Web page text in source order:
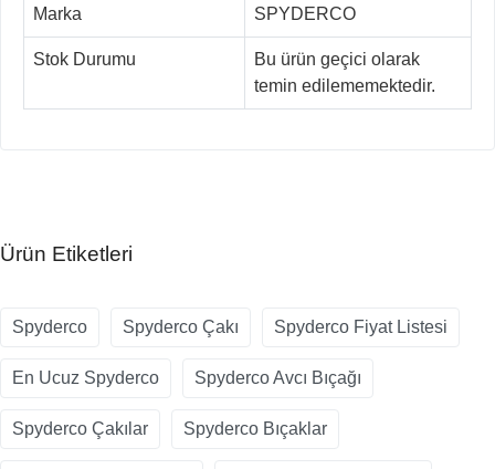
Marka SPYDERCO
Stok Durumu
Bu ürün geçici olarak
temin edilememektedir.
Ürün Etiketleri
Spyderco Spyderco Çakı Spyderco Fiyat Listesi
En Ucuz Spyderco Spyderco Avcı Bıçağı
Spyderco Çakılar Spyderco Bıçaklar